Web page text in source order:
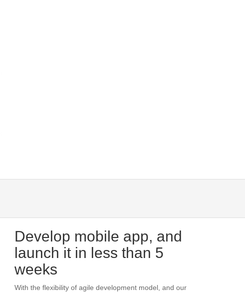
Develop mobile app, and
launch it in less than 5
weeks
With the flexibility of agile development model, and our